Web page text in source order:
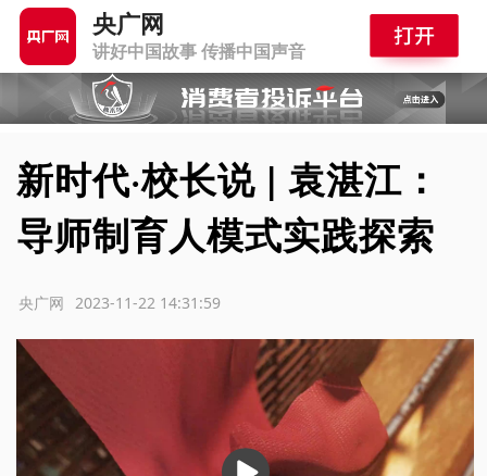
央广网
讲好中国故事 传播中国声音
新时代·校长说 | 袁湛江：
导师制育人模式实践探索
2023-11-22 14:31:59
央广网
播
放